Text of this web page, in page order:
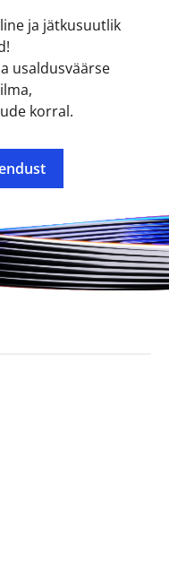
ja jätkusuutlik
usaldusväärse
korral.